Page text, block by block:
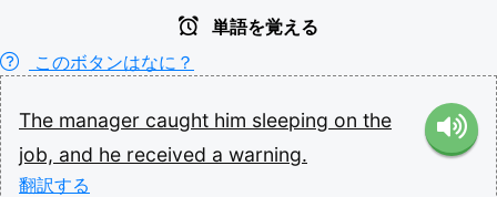
単語を覚える
このボタンはなに？
The manager caught him sleeping on the
job, and he received a warning.
翻訳する